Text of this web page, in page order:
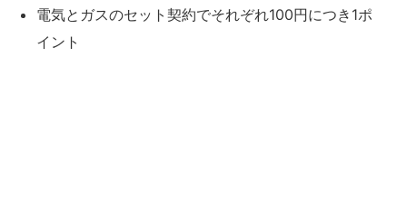
電気とガスのセット契約でそれぞれ100円につき1ポ
イント